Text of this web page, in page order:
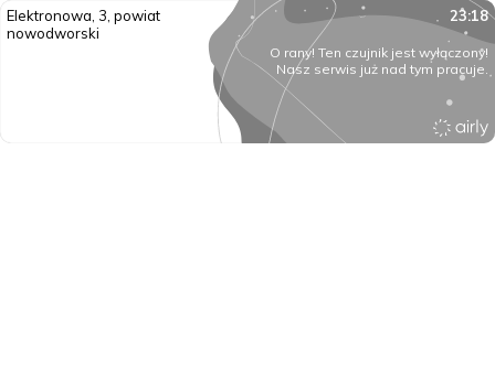
Elektronowa, 3, powiat
nowodworski
23:18
O rany! Ten czujnik jest wyłączony!
Nasz serwis już nad tym pracuje.